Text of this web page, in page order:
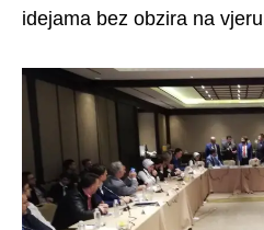
idejama bez obzira na